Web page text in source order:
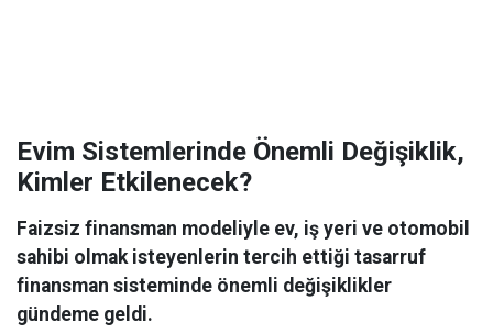
Evim Sistemlerinde Önemli Değişiklik,
Kimler Etkilenecek?
Faizsiz finansman modeliyle ev, iş yeri ve otomobil
sahibi olmak isteyenlerin tercih ettiği tasarruf
finansman sisteminde önemli değişiklikler
gündeme geldi.